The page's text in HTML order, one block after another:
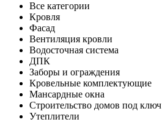
Все категории
Кровля
Фасад
Вентиляция кровли
Водосточная система
ДПК
Заборы и ограждения
Кровельные комплектующие
Мансардные окна
Строительство домов под ключ
Утеплители